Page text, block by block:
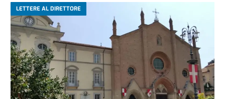
LETTERE AL DIRETTORE